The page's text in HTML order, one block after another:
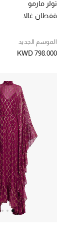
أحذية مختارة
تسوقوا الأحذية
خصومات
جميع مستحضرات
الجديد في عالم
تولر مارمو
قفطان غالا
الموسم الجديد
KWD 798.000